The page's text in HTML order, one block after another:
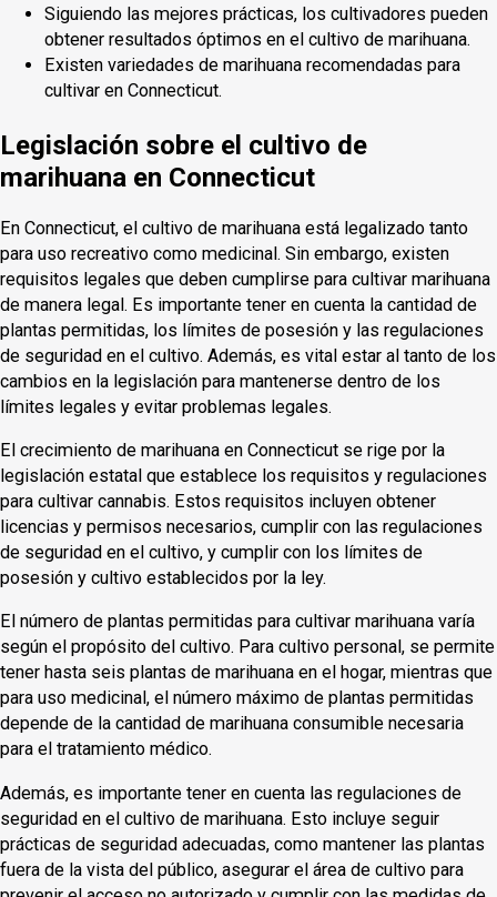
Siguiendo las mejores prácticas, los cultivadores pueden
obtener resultados óptimos en el cultivo de marihuana.
Existen variedades de marihuana recomendadas para
cultivar en Connecticut.
Legislación sobre el cultivo de
marihuana en Connecticut
En Connecticut, el cultivo de marihuana está legalizado tanto
para uso recreativo como medicinal. Sin embargo, existen
requisitos legales que deben cumplirse para cultivar marihuana
de manera legal. Es importante tener en cuenta la cantidad de
plantas permitidas, los límites de posesión y las regulaciones
de seguridad en el cultivo. Además, es vital estar al tanto de los
cambios en la legislación para mantenerse dentro de los
límites legales y evitar problemas legales.
El crecimiento de marihuana en Connecticut se rige por la
legislación estatal que establece los requisitos y regulaciones
para cultivar cannabis. Estos requisitos incluyen obtener
licencias y permisos necesarios, cumplir con las regulaciones
de seguridad en el cultivo, y cumplir con los límites de
posesión y cultivo establecidos por la ley.
El número de plantas permitidas para cultivar marihuana varía
según el propósito del cultivo. Para cultivo personal, se permite
tener hasta seis plantas de marihuana en el hogar, mientras que
para uso medicinal, el número máximo de plantas permitidas
depende de la cantidad de marihuana consumible necesaria
para el tratamiento médico.
Además, es importante tener en cuenta las regulaciones de
seguridad en el cultivo de marihuana. Esto incluye seguir
prácticas de seguridad adecuadas, como mantener las plantas
fuera de la vista del público, asegurar el área de cultivo para